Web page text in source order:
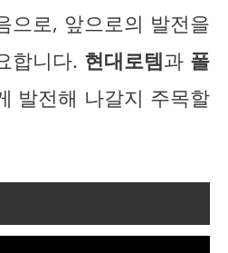
으로, 앞으로의 발전을
합니다. 현대로템과 폴
발전해 나갈지 주목할